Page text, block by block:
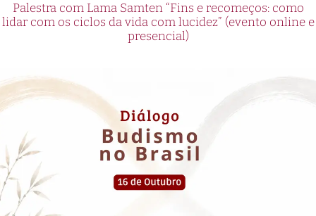
Palestra com Lama Samten “Fins e recomeços: como
lidar com os ciclos da vida com lucidez” (evento online e
presencial)